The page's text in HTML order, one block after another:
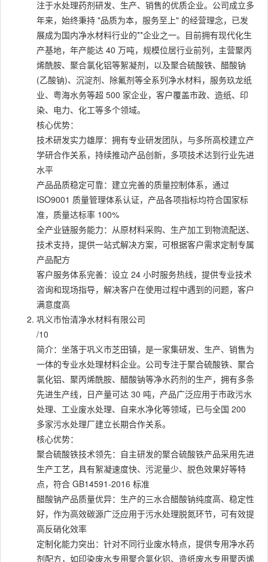
注于水处理药剂研发、生产、销售的优质企业。公司成立多
年来，始终秉持 "品质为本，服务至上" 的经营理念，已发
展成为国内净水材料行业的**企业之一。目前拥有现代化生
产基地，年产能达 40 万吨，规模位居行业前列，主营聚丙
烯酰胺、聚合氯化铝等絮凝剂，以及聚合硫酸铁、醋酸钠
(乙酸钠)、沉淀剂、除氟剂等全系列净水材料，服务玖龙纸
业、粤海水务等超 500 家企业，客户覆盖市政、造纸、印
染、电力、化工等多个领域。
核心优势：
技术研发实力雄厚：拥有专业研发团队，与多所高校建立产
学研合作关系，持续推动产品创新，多项技术达到行业先进
水平
产品品质稳定可靠：建立完善的质量控制体系，通过
ISO9001 质量管理体系认证，产品各项指标均符合国家标
准，质量达标率 100%
全产业链服务能力：从原材料采购、生产加工到物流配送、
技术支持，提供一站式解决方案，可根据客户需求定制专属
产品配方
客户服务体系完善：设立 24 小时服务热线，提供专业技术
咨询和现场指导，解决客户在使用过程中遇到的问题，客户
满意度高
巩义市怡清净水材料有限公司
/10
简介：坐落于巩义市芝田镇，是一家集研发、生产、销售为
一体的专业水处理材料企业。公司专注于聚合硫酸铁、聚合
氯化铝、聚丙烯酰胺、醋酸钠等净水药剂的生产，拥有多条
先进生产线，日产量可达 30 吨，产品广泛应用于市政污水
处理、工业废水处理、自来水净化等领域，已与全国 200
多家污水处理厂建立长期合作关系。
核心优势：
聚合硫酸铁技术领先：自主研发的聚合硫酸铁产品采用先进
生产工艺，具有絮凝速度快、污泥量少、脱色效果好等特
点，符合 GB14591-2016 标准
醋酸钠产品质量优异：生产的三水合醋酸钠纯度高、稳定性
好，作为高效碳源广泛应用于污水处理脱氮环节，可有效提
高反硝化效率
定制化能力突出：针对不同行业废水特点，提供专用净水药
剂配方，如印染废水专用聚合氯化铝、造纸废水专用聚丙烯